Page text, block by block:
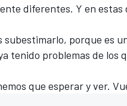
diferentes. Y en
subestimarlo, porque es
tenido problemas de los
que esperar y ver.